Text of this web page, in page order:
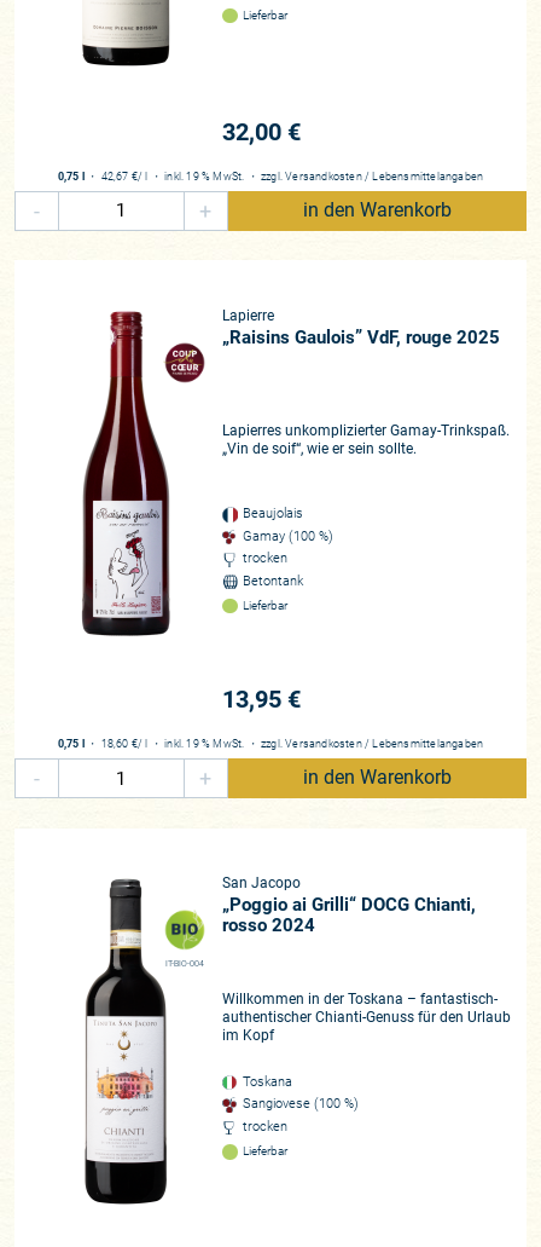
Lieferbar
32,00 €
0,75 l ・ 42,67 €/ l ・inkl. 19 % MwSt. ・ zzgl.Versandkosten / Lebensmittelangaben
- + in den Warenkorb
Lapierre
„Raisins Gaulois” VdF, rouge 2025
Lapierres unkomplizierter Gamay-Trinkspaß.
„Vin de soif“, wie er sein sollte.
Beaujolais
Gamay (100 %)
trocken
Betontank
Lieferbar
13,95 €
0,75 l ・ 18,60 €/ l ・inkl. 19 % MwSt. ・ zzgl.Versandkosten / Lebensmittelangaben
- + in den Warenkorb
IT-BIO-004
San Jacopo
„Poggio ai Grilli“ DOCG Chianti,
rosso 2024
Willkommen in der Toskana – fantastisch-
authentischer Chianti-Genuss für den Urlaub
im Kopf
Toskana
Sangiovese (100 %)
trocken
Lieferbar